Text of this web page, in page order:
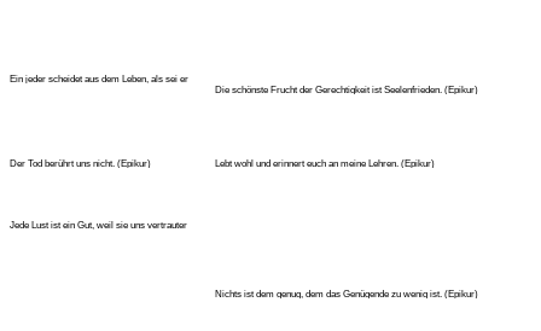
Ein jeder scheidet aus dem Leben, als sei er
Die schönste Frucht der Gerechtigkeit ist Seelenfrieden. (Epikur)
Der Tod berührt uns nicht. (Epikur) Lebt wohl und erinnert euch an meine Lehren. (Epikur)
Jede Lust ist ein Gut, weil sie uns vertrauter
Nichts ist dem genug, dem das Genügende zu wenig ist. (Epikur)